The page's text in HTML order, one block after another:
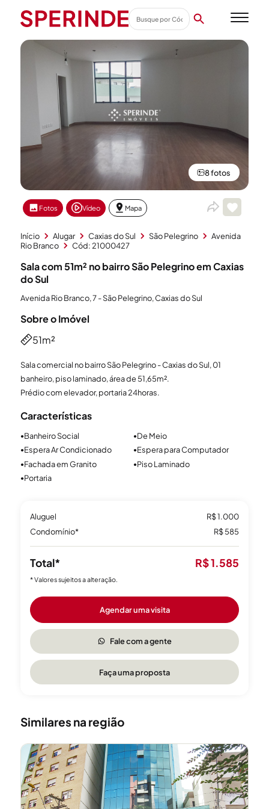
8 fotos
Fotos Vídeo Mapa
Início Alugar Caxias do Sul São Pelegrino
Avenida
Rio Branco
Cód: 21000427
Sala com 51m² no bairro São Pelegrino em Caxias
do Sul
Avenida Rio Branco, 7 - São Pelegrino, Caxias do Sul
Sobre o Imóvel
51m²
Sala comercial no bairro São Pelegrino - Caxias do Sul, 01
banheiro, piso laminado, área de 51,65m².
Prédio com elevador, portaria 24horas.
Características
●Banheiro Social ●De Meio
●Espera Ar Condicionado ●Espera para Computador
●Fachada em Granito ●Piso Laminado
●Portaria
Aluguel
R$ 1.000
Condomínio*
R$ 585
Total* R$ 1.585
* Valores sujeitos a alteração.
Agendar uma visita
Fale com a gente
Faça uma proposta
Similares na região